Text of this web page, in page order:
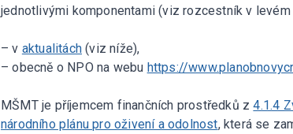
jednotlivými komponentami (viz rozcestník v levém
– v aktualitách (viz níže),
– obecně o NPO na webu https://
MŠMT je příjemcem finančních prostředků z4.1.4
národního plánu pro oživení a odolnost, která se